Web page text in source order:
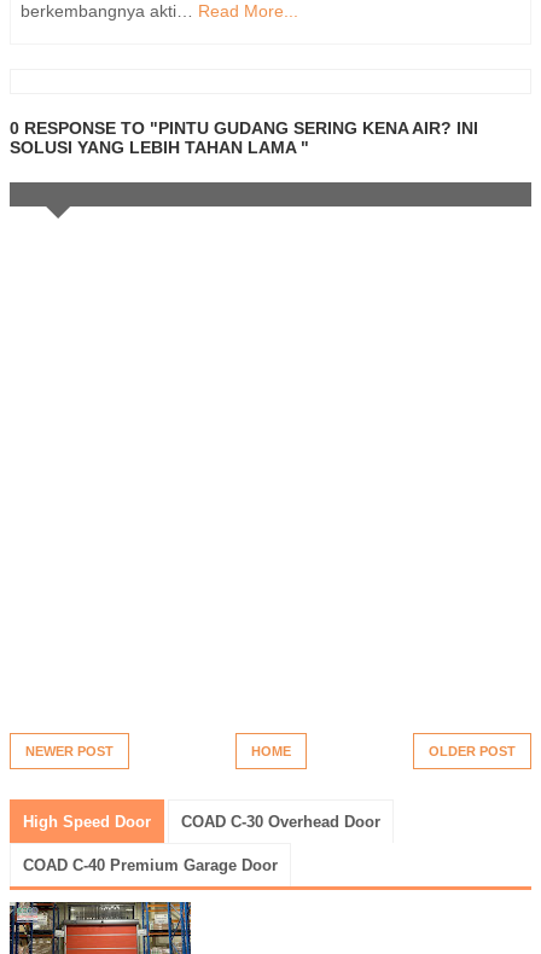
berkembangnya akti… Read More...
0 RESPONSE TO "PINTU GUDANG SERING KENA AIR? INI
SOLUSI YANG LEBIH TAHAN LAMA "
NEWER POST OLDER POST
HOME
High Speed Door COAD C-30 Overhead Door
COAD C-40 Premium Garage Door